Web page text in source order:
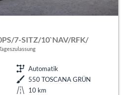
7-SITZ/10`NAV/RFK/
Automatik
550 TOSCANA GRÜN
10 km